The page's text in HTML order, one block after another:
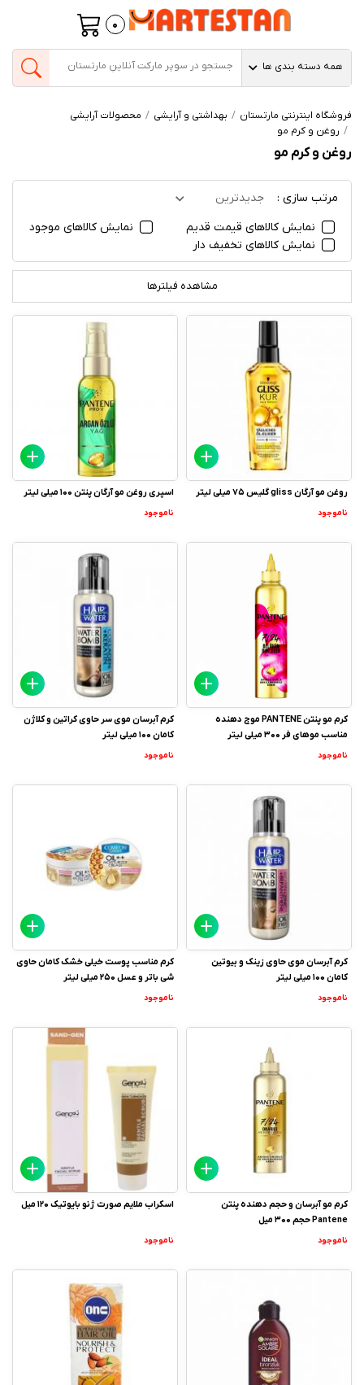
0
همه دسته بندی ها
فروشگاه اینترنتی مارتستان بهداشتی و آرایشی
محصولات آرایشی
روغن و کرم مو
روغن و کرم مو
مرتب سازی :
جدیدترین
نمایش کالاهای قیمت قدیم
نمایش کالاهای موجود
نمایش کالاهای تخفیف دار
مشاهده فیلترها
روغن مو آرگان gliss گلیس 75 میلی لیتر
ناموجود
اسپری روغن مو آرگان پنتن 100 میلی لیتر
ناموجود
کرم مو پنتن PANTENE موج دهنده
مناسب موهای فر 300 میلی لیتر
ناموجود
کرم آبرسان موی سر حاوی کراتین و کلاژن
کامان 100 میلی لیتر
ناموجود
کرم آبرسان موی حاوی زینک و بیوتین
کامان 100 میلی لیتر
ناموجود
کرم مناسب پوست خیلی خشک کامان حاوی
شی باتر و عسل 250 میلی لیتر
ناموجود
کرم مو آبرسان و حجم دهنده پنتن
Pantene حجم 300 میل
ناموجود
اسکراب ملایم صورت ژنو بایوتیک 120 میل
ناموجود